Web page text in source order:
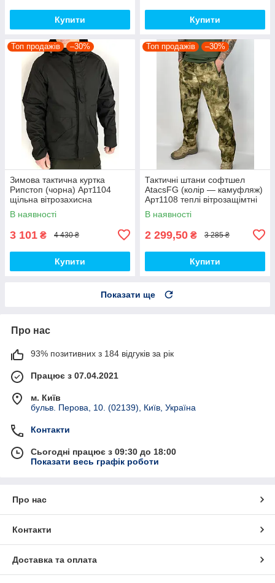
Купити Купити
Топ продажів –30%
Зимова тактична куртка
Рипстоп (чорна) Арт1104
щільна вітрозахисна
водовідштовхувальна топ
В наявності
3 101 ₴ 4 430 ₴
Купити
Топ продажів –30%
Тактичні штани софтшел
AtacsFG (колір — камуфляж)
Арт1108 теплі вітрозащімтні
водовідштовхувальні на флісі
топ
В наявності
2 299,50 ₴ 3 285 ₴
Купити
Показати ще
Про нас
93% позитивних з 184 відгуків за рік
Працює з 07.04.2021
м. Київ
бульв. Перова, 10. (02139), Київ, Україна
Контакти
Сьогодні працює з 09:30 до 18:00
Показати весь графік роботи
Про нас
Контакти
Доставка та оплата